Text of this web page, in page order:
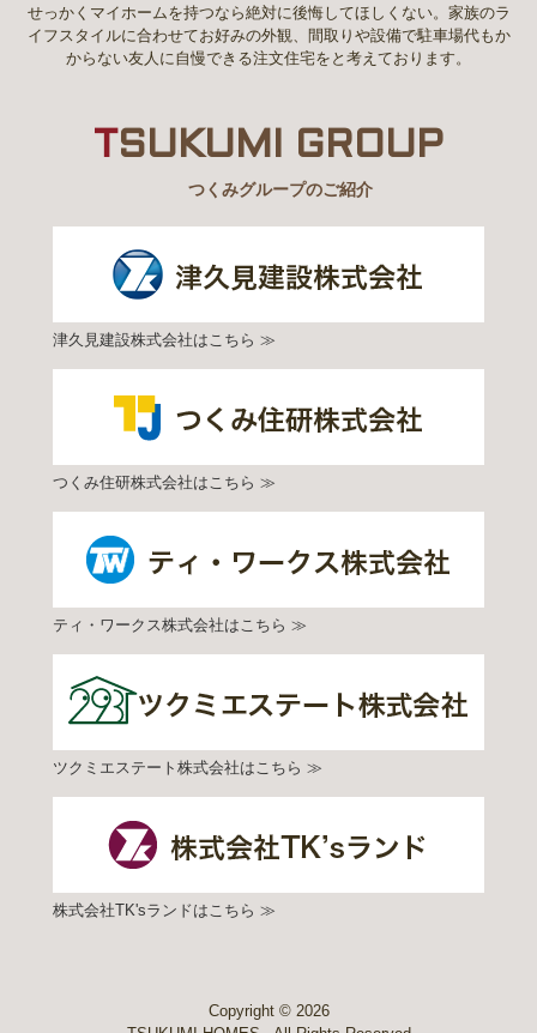
せっかくマイホームを持つなら絶対に後悔してほしくない。家族のラ
イフスタイルに合わせてお好みの外観、間取りや設備で駐車場代もか
からない友人に自慢できる注文住宅をと考えております。
TSUKUMI GROUP
つくみグループのご紹介
津久見建設株式会社はこちら ≫
つくみ住研株式会社はこちら ≫
ティ・ワークス株式会社はこちら ≫
ツクミエステート株式会社はこちら ≫
株式会社TK'sランドはこちら ≫
Copyright © 2026